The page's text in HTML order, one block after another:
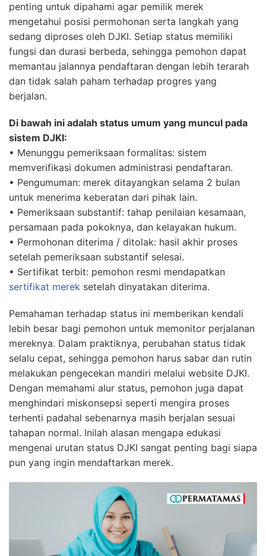
penting untuk dipahami agar pemilik merek
mengetahui posisi permohonan serta langkah yang
sedang diproses oleh DJKI. Setiap status memiliki
fungsi dan durasi berbeda, sehingga pemohon dapat
memantau jalannya pendaftaran dengan lebih terarah
dan tidak salah paham terhadap progres yang
berjalan.
Di bawah ini adalah status umum yang muncul pada
sistem DJKI:
• Menunggu pemeriksaan formalitas: sistem
memverifikasi dokumen administrasi pendaftaran.
• Pengumuman: merek ditayangkan selama 2 bulan
untuk menerima keberatan dari pihak lain.
• Pemeriksaan substantif: tahap penilaian kesamaan,
persamaan pada pokoknya, dan kelayakan hukum.
• Permohonan diterima / ditolak: hasil akhir proses
setelah pemeriksaan substantif selesai.
• Sertifikat terbit: pemohon resmi mendapatkan
sertifikat merek setelah dinyatakan diterima.
Pemahaman terhadap status ini memberikan kendali
lebih besar bagi pemohon untuk memonitor perjalanan
mereknya. Dalam praktiknya, perubahan status tidak
selalu cepat, sehingga pemohon harus sabar dan rutin
melakukan pengecekan mandiri melalui website DJKI.
Dengan memahami alur status, pemohon juga dapat
menghindari miskonsepsi seperti mengira proses
terhenti padahal sebenarnya masih berjalan sesuai
tahapan normal. Inilah alasan mengapa edukasi
mengenai urutan status DJKI sangat penting bagi siapa
pun yang ingin mendaftarkan merek.